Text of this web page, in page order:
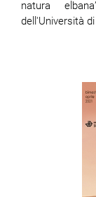
natura
dell'Università